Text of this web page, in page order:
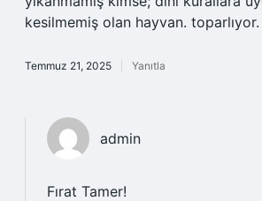
kesilmemiş olan hayvan. toparlıyor.
Temmuz 21, 2025 Yanıtla
admin
Fırat Tamer!